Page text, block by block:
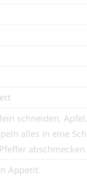
schneiden,
alles in eine
abschmecken
Appetit.